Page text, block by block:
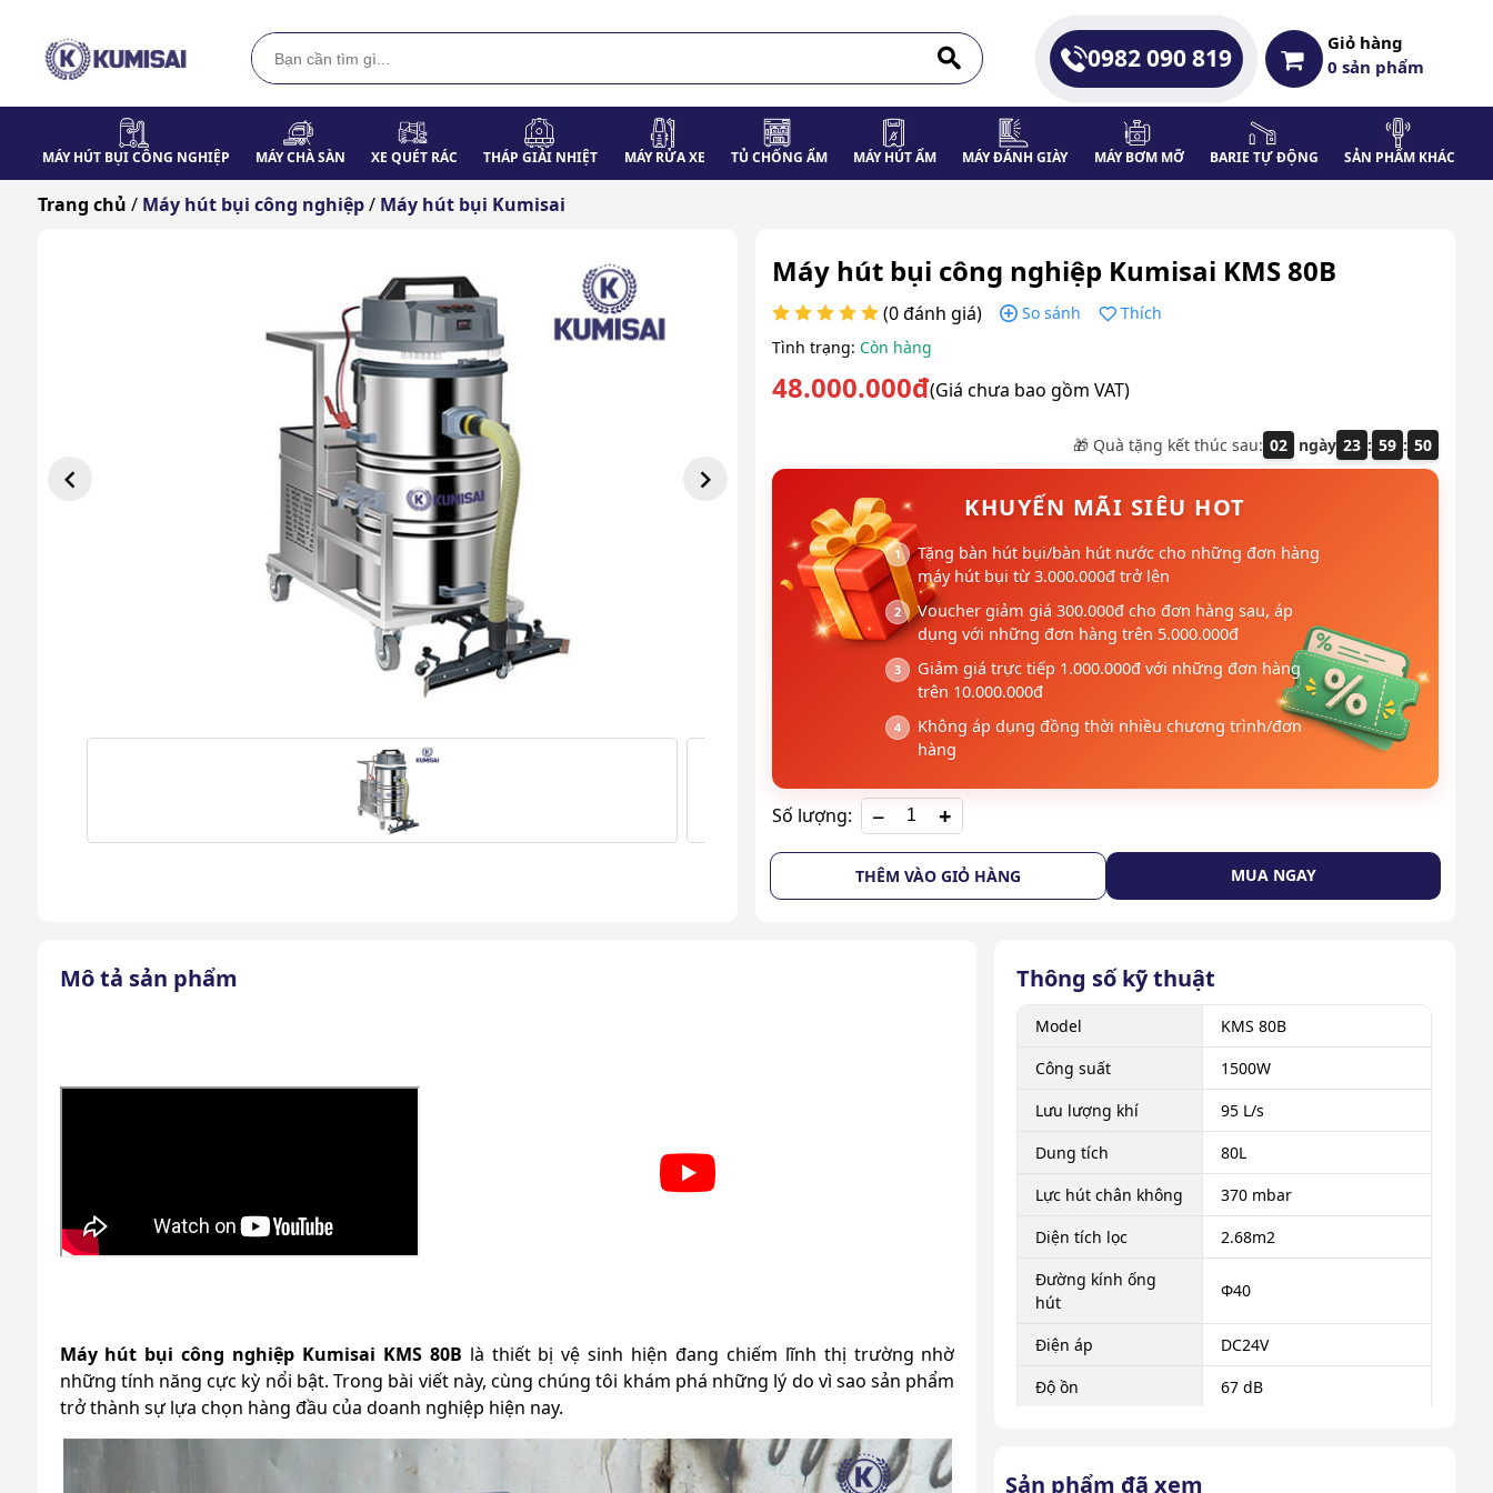
0982 090 819
Giỏ hàng
0sản phẩm
MÁY HÚT BỤI CÔNG NGHIỆP MÁY CHÀ SÀN XE QUÉT RÁC THÁP GIẢI NHIỆT MÁY RỬA XE TỦ CHỐNG ẨM MÁY HÚT ẨM MÁY ĐÁNH GIÀY MÁY BƠM MỠ BARIE TỰ ĐỘNG SẢN PHẨM KHÁC
Trang chủ / Máy hút bụi công nghiệp / Máy hút bụi Kumisai
Máy hút bụi công nghiệp Kumisai KMS 80B
(0 đánh giá) So sánh
Thích
Tình trạng: Còn hàng
48.000.000đ(Giá chưa bao gồm VAT)
🎁 Quà tặng kết thúc sau: 02 ngày 23 : 59 : 49
KHUYẾN MÃI SIÊU HOT
Tặng bàn hút bụi/bàn hút nước cho những đơn hàng
máy hút bụi từ 3.000.000đ trở lên
Voucher giảm giá 300.000đ cho đơn hàng sau, áp
dụng với những đơn hàng trên 5.000.000đ
Giảm giá trực tiếp 1.000.000đ với những đơn hàng
trên 10.000.000đ
Không áp dụng đồng thời nhiều chương trình/đơn
hàng
Số lượng: +
THÊM VÀO GIỎ HÀNG MUA NGAY
Mô tả sản phẩm
Máy hút bụi công nghiệp Kumisai KMS 80B là thiết bị vệ sinh hiện đang chiếm lĩnh thị trường nhờ
những tính năng cực kỳ nổi bật. Trong bài viết này, cùng chúng tôi khám phá những lý do vì sao sản phẩm
trở thành sự lựa chọn hàng đầu của doanh nghiệp hiện nay.
Thông số kỹ thuật
Model
KMS 80B
Công suất
1500W
Lưu lượng khí
95 L/s
Dung tích
80L
Lực hút chân không
370 mbar
Diện tích lọc
2.68m2
Đường kính ống
hút
Φ40
Điện áp
DC24V
Độ ồn
67 dB
Sản phẩm đã xem